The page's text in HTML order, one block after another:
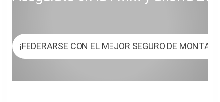
¡FEDERARSE CON EL MEJOR SEGURO DE